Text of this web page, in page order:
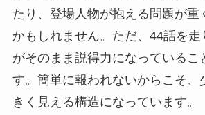
たり、登場人物が抱える問題が重
かもしれません。ただ、44話を走
がそのまま説得力になっているこ
す。簡単に報われないからこそ、
きく見える構造になっています。